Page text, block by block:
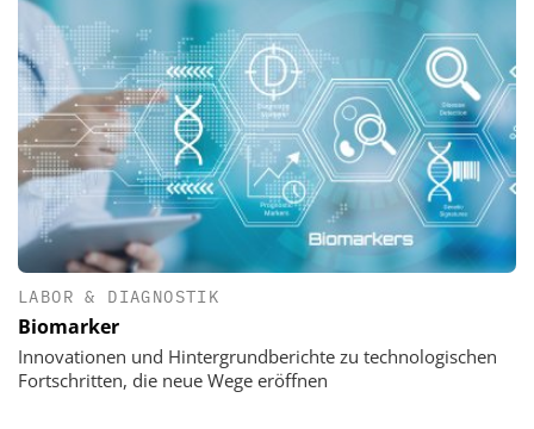
LABOR & DIAGNOSTIK
Biomarker
Innovationen und Hintergrundberichte zu technologischen
Fortschritten, die neue Wege eröffnen